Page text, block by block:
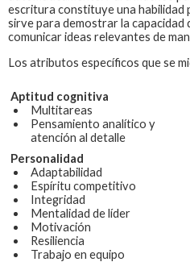
escritura constituye una habilidad
sirve para demostrar la capacidad
comunicar ideas relevantes de
Los atributos específicos que se
Aptitud cognitiva
Multitareas
Pensamiento analítico y
atención al detalle
Personalidad
Adaptabilidad
Espíritu competitivo
Integridad
Mentalidad de líder
Motivación
Resiliencia
Trabajo en equipo